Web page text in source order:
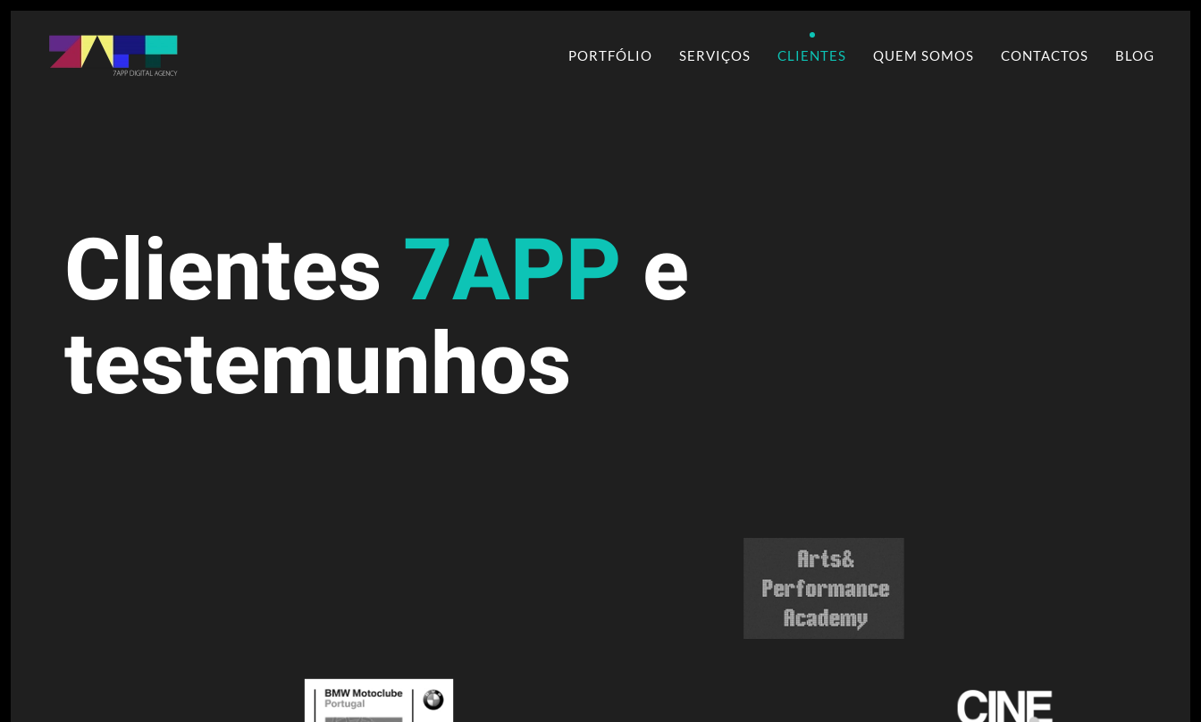
PORTFÓLIO SERVIÇOS CLIENTES QUEM SOMOS CONTACTOS BLOG
Clientes 7APP e
testemunhos